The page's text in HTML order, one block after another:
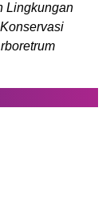
Lingkungan